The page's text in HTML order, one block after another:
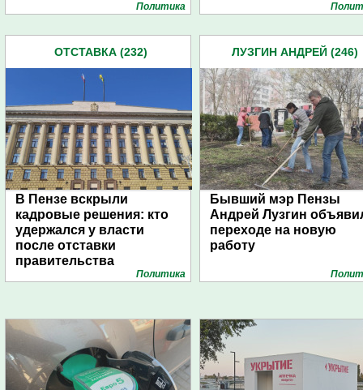
Политика
ОТСТАВКА (232)
В Пензе вскрыли
кадровые решения: кто
удержался у власти
после отставки
правительства
Политика
ЛУЗГИН АНДРЕЙ (246)
Бывший мэр Пензы
Андрей Лузгин
переходе на новую
работу